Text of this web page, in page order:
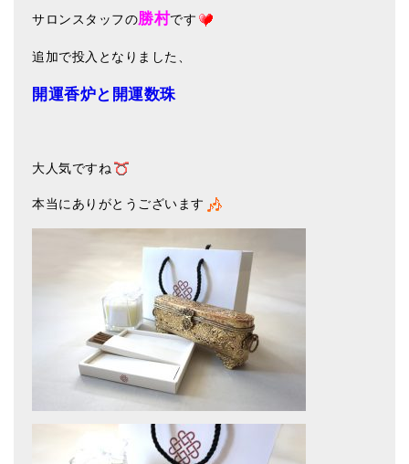
シンギングボウル講座
チベット・シンギングボウル
マンダラ彫（黒・渋金）
人気の3点セット
お得なアマナマナ・セット
特大シンギングボウル・特殊柄
スティック・マレット・リング（台座）
サロンスタッフの勝村です
追加で投入となりました、
開運香炉と開運数珠
大人気ですね
本当にありがとうございます